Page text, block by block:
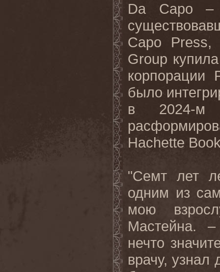
Da Capo –
Capo Press,
Group
было
в 2024-м
Hachette
"Семт лет
одним из
мою
Мастейна.
нечто
врачу, узнал